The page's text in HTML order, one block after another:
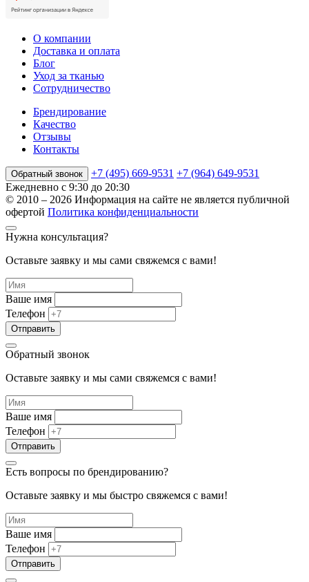
О компании
Доставка и оплата
Блог
Уход за тканью
Сотрудничество
Брендирование
Качеcтво
Отзывы
Контакты
Обратный звонок +7 (495) 669-9531 +7 (964) 649-9531
Ежедневно с 9:30 до 20:30
© 2010 – 2026 Информация на сайте не является публичной
офертой Политика конфиденциальности
Нужна консультация?
Оставьте заявку и мы сами свяжемся с вами!
Ваше имя
Телефон
Обратный звонок
Оставьте заявку и мы сами свяжемся с вами!
Ваше имя
Телефон
Есть вопросы по брендированию?
Оставьте заявку и мы быстро свяжемся с вами!
Ваше имя
Телефон